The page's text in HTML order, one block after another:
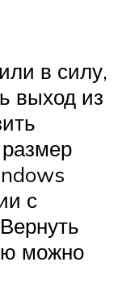
в силу,
выход из
с
можно